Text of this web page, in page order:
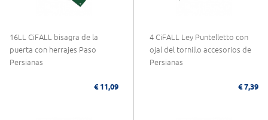
16LL CiFALL bisagra de la
puerta con herrajes Paso
Persianas
€ 11,09
4 CiFALL Ley Puntelletto con
ojal del tornillo accesorios de
Persianas
€ 7,39